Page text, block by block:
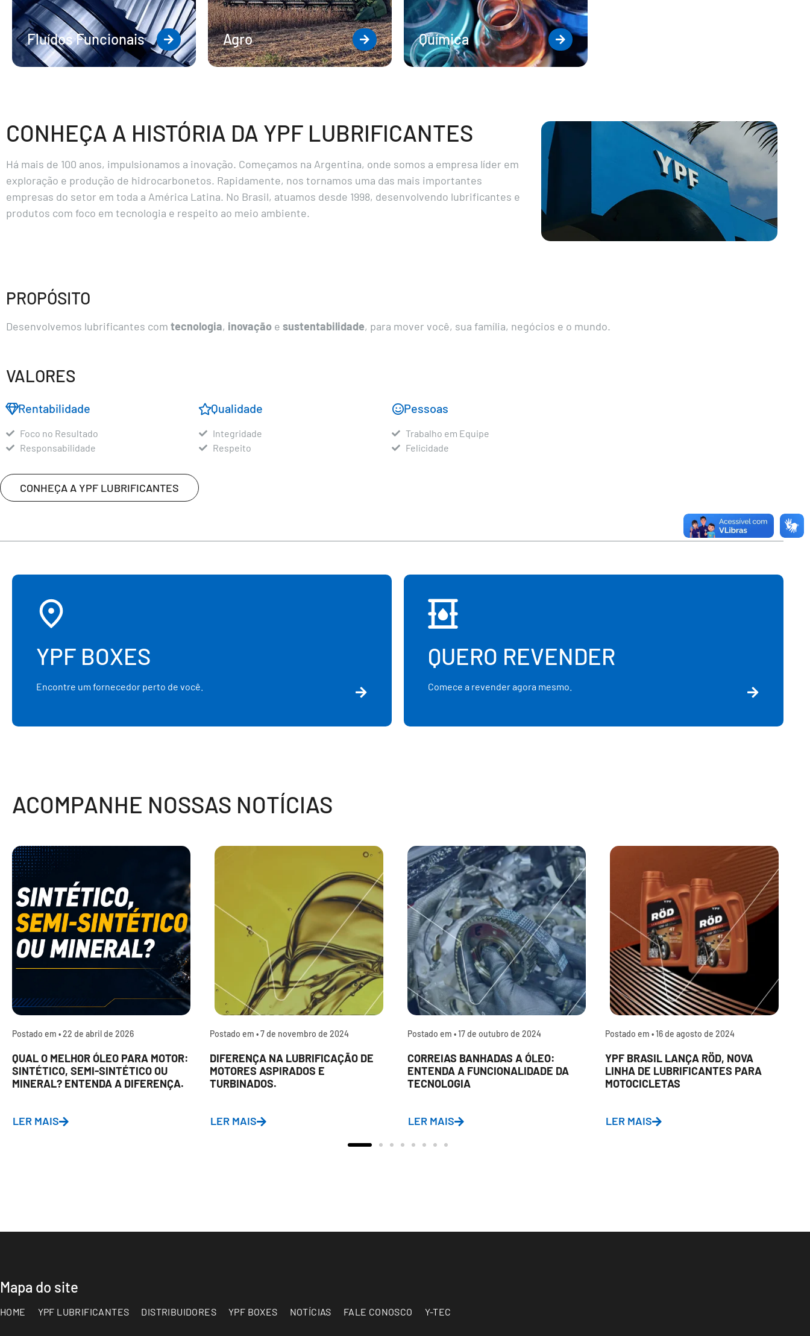
Fluídos Funcionais Agro Química
CONHEÇA A HISTÓRIA DA YPF LUBRIFICANTES
Há mais de 100 anos, impulsionamos a inovação. Começamos na Argentina, onde somos a empresa líder em
exploração e produção de hidrocarbonetos. Rapidamente, nos tornamos uma das mais importantes
empresas do setor em toda a América Latina. No Brasil, atuamos desde 1998, desenvolvendo lubrificantes e
produtos com foco em tecnologia e respeito ao meio ambiente.
PROPÓSITO
Desenvolvemos lubrificantes com tecnologia, inovação e sustentabilidade, para mover você, sua família, negócios e o mundo.
VALORES​
Rentabilidade
Foco no Resultado
Responsabilidade
Qualidade
Integridade
Respeito
Pessoas
Trabalho em Equipe
Felicidade
CONHEÇA A YPF LUBRIFICANTES
YPF BOXES
Encontre um fornecedor perto de você.
QUERO REVENDER
Comece a revender agora mesmo.
ACOMPANHE NOSSAS NOTÍCIAS
Postado em •22 de abril de 2026
QUAL O MELHOR ÓLEO PARA MOTOR:
SINTÉTICO, SEMI-SINTÉTICO OU
MINERAL? ENTENDA A DIFERENÇA.
LER MAIS
Postado em •7 de novembro de 2024
DIFERENÇA NA LUBRIFICAÇÃO DE
MOTORES ASPIRADOS E
TURBINADOS.
LER MAIS
Postado em •17 de outubro de 2024
CORREIAS BANHADAS A ÓLEO:
ENTENDA A FUNCIONALIDADE DA
TECNOLOGIA
LER MAIS
Postado em •16 de agosto de 2024
YPF BRASIL LANÇA RÖD, NOVA
LINHA DE LUBRIFICANTES PARA
MOTOCICLETAS
LER MAIS
Mapa do site
HOME YPF LUBRIFICANTES DISTRIBUIDORES YPF BOXES NOTÍCIAS FALE CONOSCO Y-TEC